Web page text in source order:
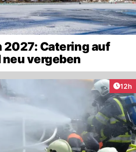
Catering auf
neu vergeben
12h